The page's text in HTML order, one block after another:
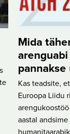
Mida
pannakse
Kas teadsite,
Euroopa Liidu
aastal